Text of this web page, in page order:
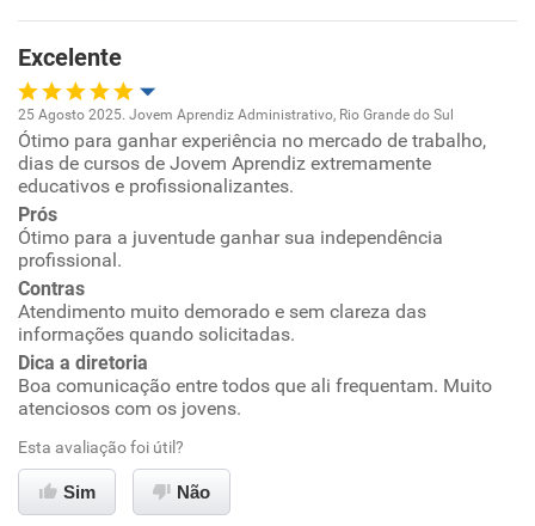
Excelente
Oportunidade de promoção
Ambiente de trabalho
Conciliação com a vida familiar
Benefícios
Recomenda esta empresa
Recomenda a diretoria
25 Agosto 2025. Jovem Aprendiz Administrativo, Rio Grande do Sul
Ótimo para ganhar experiência no mercado de trabalho,
dias de cursos de Jovem Aprendiz extremamente
educativos e profissionalizantes.
Prós
Ótimo para a juventude ganhar sua independência
profissional.
Contras
Atendimento muito demorado e sem clareza das
informações quando solicitadas.
Dica a diretoria
Boa comunicação entre todos que ali frequentam. Muito
atenciosos com os jovens.
Esta avaliação foi útil?
Sim Não